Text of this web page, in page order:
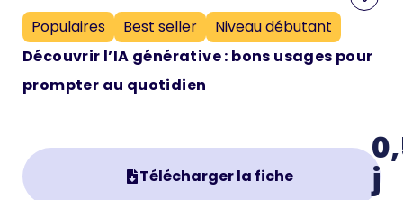
Populaires
Best seller
Niveau débutant
Découvrir l’IA générative : bons usages pour
prompter au quotidien
Télécharger la fiche j